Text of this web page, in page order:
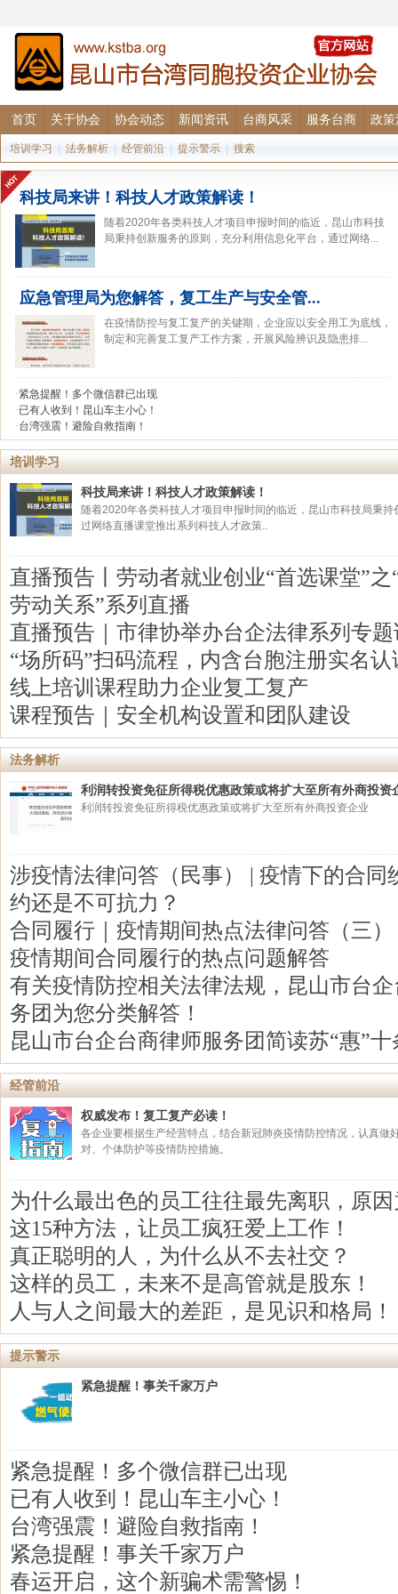
首页 关于协会 协会动态 新闻资讯 台商风采 服务台商 政策
培训学习 法务解析 经管前沿 提示警示 搜索
科技局来讲！科技人才政策解读！
随着2020年各类科技人才项目申报时间的临近，昆山市科技
局秉持创新服务的原则，充分利用信息化平台，通过网络...
应急管理局为您解答，复工生产与安全管...
在疫情防控与复工复产的关键期，企业应以安全用工为底线，
制定和完善复工复产工作方案，开展风险辨识及隐患排...
·紧急提醒！多个微信群已出现
·已有人收到！昆山车主小心！
·台湾强震！避险自救指南！
培训学习
科技局来讲！科技人才政策解读！
随着2020年各类科技人才项目申报时间的临近，昆山市科技局秉
过网络直播课堂推出系列科技人才政策..
直播预告丨劳动者就业创业“首选课堂”之
劳动关系”系列直播
直播预告｜市律协举办台企法律系列专
“场所码”扫码流程，内含台胞注册实名认
线上培训课程助力企业复工复产
课程预告｜安全机构设置和团队建设
法务解析
利润转投资免征所得税优惠政策或将扩大至所有外商投资
利润转投资免征所得税优惠政策或将扩大至所有外商投资企业
涉疫情法律问答（民事） | 疫情下的合同
约还是不可抗力？
合同履行｜疫情期间热点法律问答（三）
疫情期间合同履行的热点问题解答
有关疫情防控相关法律法规，昆山市台
务团为您分类解答！
昆山市台企台商律师服务团简读苏“惠”十
经管前沿
权威发布！复工复产必读！
各企业要根据生产经营特点，结合新冠肺炎疫情防控情况，认真做
对、个体防护等疫情防控措施。
为什么最出色的员工往往最先离职，原因
这15种方法，让员工疯狂爱上工作！
真正聪明的人，为什么从不去社交？
这样的员工，未来不是高管就是股东！
人与人之间最大的差距，是见识和格局！
提示警示
紧急提醒！事关千家万户
紧急提醒！多个微信群已出现
已有人收到！昆山车主小心！
台湾强震！避险自救指南！
紧急提醒！事关千家万户
春运开启，这个新骗术需警惕！